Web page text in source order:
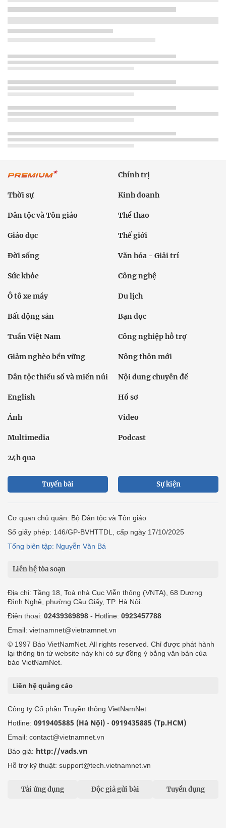
Chính trị
Thời sự Kinh doanh
Dân tộc và Tôn giáo Thể thao
Giáo dục Thế giới
Đời sống Văn hóa - Giải trí
Sức khỏe Công nghệ
Ô tô xe máy Du lịch
Bất động sản Bạn đọc
Tuần Việt Nam Công nghiệp hỗ trợ
Giảm nghèo bền vững Nông thôn mới
Dân tộc thiểu số và miền núi Nội dung chuyên đề
English Hồ sơ
Ảnh Video
Multimedia Podcast
24h qua
Tuyến bài Sự kiện
Cơ quan chủ quản: Bộ Dân tộc và Tôn giáo
Số giấy phép: 146/GP-BVHTTDL, cấp ngày 17/10/2025
Tổng biên tập: Nguyễn Văn Bá
Liên hệ tòa soạn
Địa chỉ: Tầng 18, Toà nhà Cục Viễn thông (VNTA), 68 Dương
Đình Nghệ, phường Cầu Giấy, TP. Hà Nội.
Điện thoại: 02439369898 - Hotline: 0923457788
Email: vietnamnet@vietnamnet.vn
© 1997 Báo VietNamNet. All rights reserved. Chỉ được phát hành
lại thông tin từ website này khi có sự đồng ý bằng văn bản của
báo VietNamNet.
Liên hệ quảng cáo
Công ty Cổ phần Truyền thông VietNamNet
Hotline: 0919405885 (Hà Nội) - 0919435885 (Tp.HCM)
Email: contact@vietnamnet.vn
Báo giá: http://vads.vn
Hỗ trợ kỹ thuật: support@tech.vietnamnet.vn
Tải ứng dụng Độc giả gửi bài Tuyển dụng